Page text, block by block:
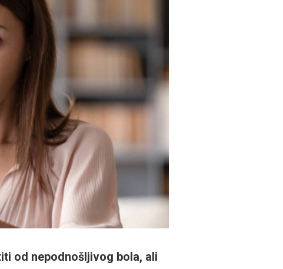
od nepodnošljivog bola, ali